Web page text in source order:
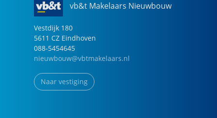
vb&t Makelaars Nieuwbouw
Vestdijk 180
5611 CZ Eindhoven
088-5454645
nieuwbouw@vbtmakelaars.nl
Naar vestiging